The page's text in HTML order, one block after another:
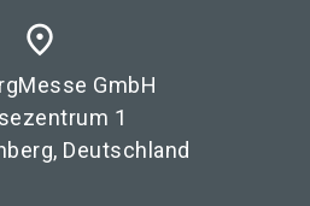
place
GmbH
1
Deutschland